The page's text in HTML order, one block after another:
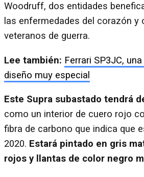
Woodruff, dos entidades
las enfermedades del corazón y
veteranos de guerra.
Lee también: Ferrari SP3JC,
diseño muy especial
Este Supra subastado tendrá
como un interior de cuero rojo
fibra de carbono que indica que
2020. Estará pintado en gris
rojos y llantas de color negro